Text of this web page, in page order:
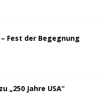
– Fest der Begegnung
„250 Jahre USA“